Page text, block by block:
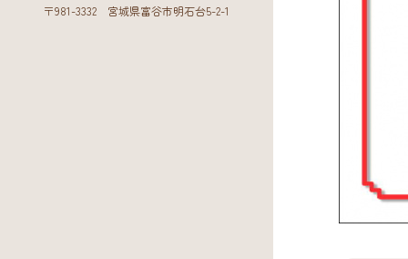
〒981-3332
宮城県富谷市明石台5-2-1